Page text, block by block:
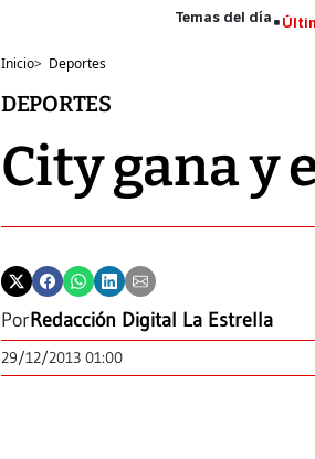
Inicio> Deportes
DEPORTES
City gana y
PorRedacción Digital La Estrella
29/12/2013 01:00